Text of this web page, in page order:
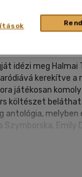
2023|
idézi meg Halmai
kerekítve a
játékosan
költészet
antológia, melyben
Szymborska, Emily
A
jeles olvasók